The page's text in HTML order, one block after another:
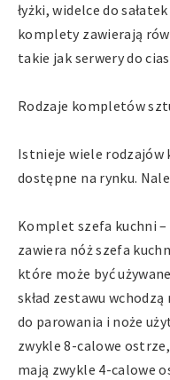
łyżki, widelce do
komplety zawierają
takie jak serwery do
Rodzaje kompletów
Istnieje wiele rodzajów
dostępne na rynku.
Komplet szefa kuchni
zawiera nóż szefa
które może być
skład zestawu
do parowania i noże
zwykle 8-calowe
mają zwykle 4-calowe